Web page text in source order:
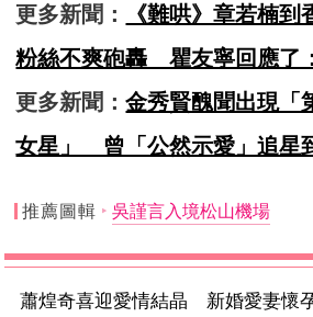
更多新聞：
《難哄》章若楠到
粉絲不爽砲轟 瞿友寧回應了
更多新聞：金秀賢醜聞出現「
女星」 曾「公然示愛」追星
推薦圖輯 吳謹言入境松山機場
蕭煌奇喜迎愛情結晶 新婚愛妻懷